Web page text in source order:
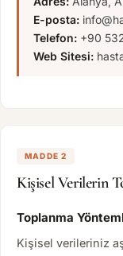
E-posta:
Telefon: +90
Web Sitesi:
MADDE 2
Kişisel Verilerin
Toplanma
Kişisel verileriniz